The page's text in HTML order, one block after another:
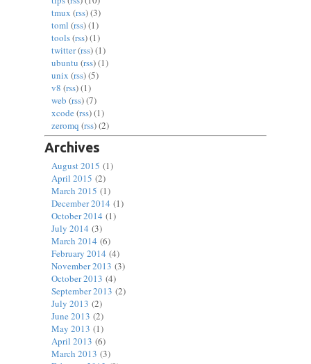
tmux (rss) (3)
toml (rss) (1)
tools(rss) (1)
twitter(rss) (1)
ubuntu (rss) (1)
unix (rss) (5)
v8 (rss) (1)
web (rss) (7)
xcode (rss) (1)
zeromq (rss) (2)
Archives
August 2015 (1)
April 2015 (2)
March 2015 (1)
December 2014 (1)
October 2014 (1)
July 2014 (3)
March 2014 (6)
February 2014 (4)
November 2013 (3)
October 2013 (4)
September 2013 (2)
July 2013 (2)
June 2013 (2)
May 2013 (1)
April 2013 (6)
March 2013 (3)